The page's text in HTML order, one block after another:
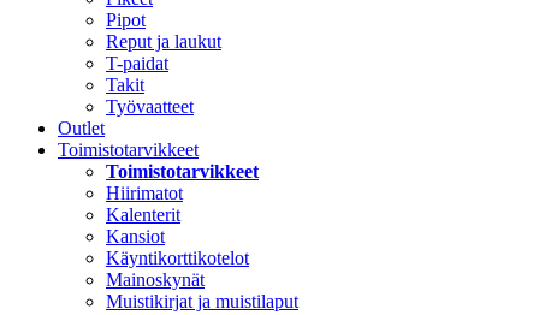
Pipot
Reput ja laukut
T-paidat
Takit
Työvaatteet
Outlet
Toimistotarvikkeet
Toimistotarvikkeet
Hiirimatot
Kalenterit
Kansiot
Käyntikorttikotelot
Mainoskynät
Muistikirjat ja muistilaput